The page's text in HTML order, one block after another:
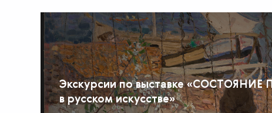
Экскурсии по выставке «СОСТОЯНИЕ
в русском искусстве»